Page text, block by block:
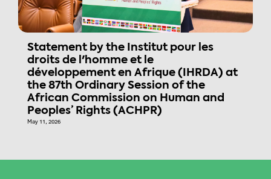
Statement by the Institut pour les
droits de l'homme et le
développement en Afrique (IHRDA) at
the 87th Ordinary Session of the
African Commission on Human and
Peoples’ Rights (ACHPR)
May 11, 2026